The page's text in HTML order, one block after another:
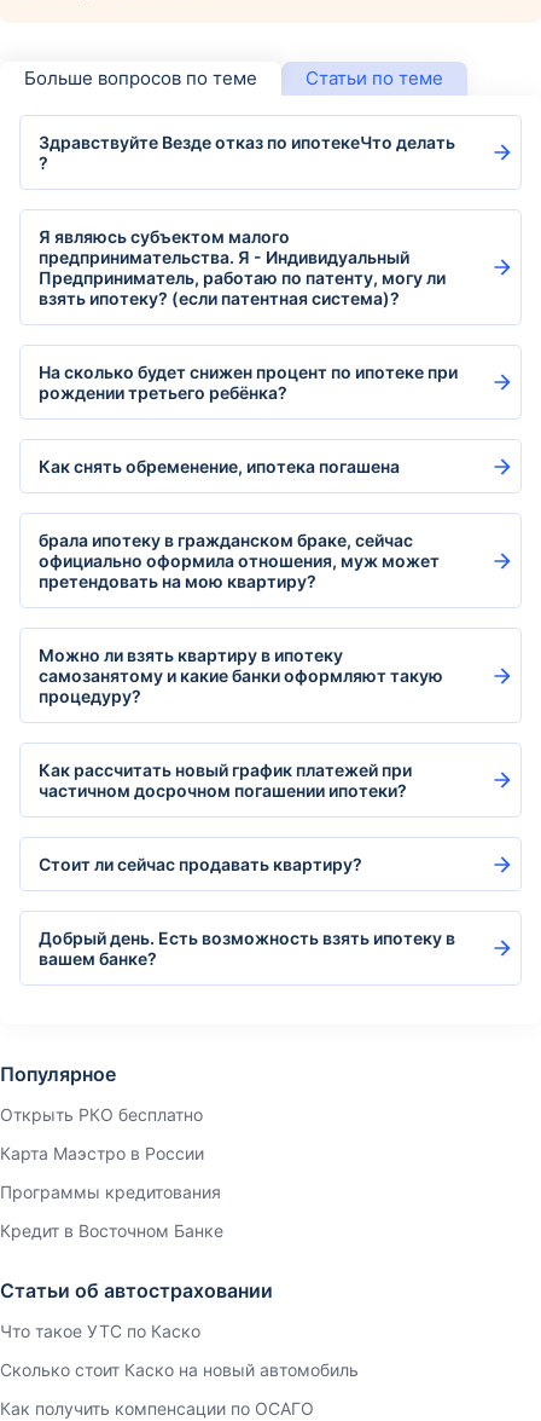
Больше вопросов по теме Статьи по теме
Здравствуйте Везде отказ по ипотекеЧто делать
?
Я являюсь субъектом малого
предпринимательства. Я - Индивидуальный
Предприниматель, работаю по патенту, могу ли
взять ипотеку? (если патентная система)?
На сколько будет снижен процент по ипотеке при
рождении третьего ребёнка?
Как снять обременение, ипотека погашена
брала ипотеку в гражданском браке, сейчас
официально оформила отношения, муж может
претендовать на мою квартиру?
Можно ли взять квартиру в ипотеку
самозанятому и какие банки оформляют такую
процедуру?
Как рассчитать новый график платежей при
частичном досрочном погашении ипотеки?
Стоит ли сейчас продавать квартиру?
Добрый день. Есть возможность взять ипотеку в
вашем банке?
Популярное
Открыть РКО бесплатно
Карта Маэстро в России
Программы кредитования
Кредит в Восточном Банке
Статьи об автостраховании
Что такое УТС по Каско
Сколько стоит Каско на новый автомобиль
Как получить компенсации по ОСАГО